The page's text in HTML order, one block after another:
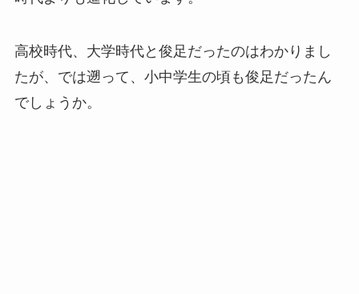
高校時代、大学時代と俊足だったのはわかりまし
たが、では遡って、小中学生の頃も俊足だったん
でしょうか。